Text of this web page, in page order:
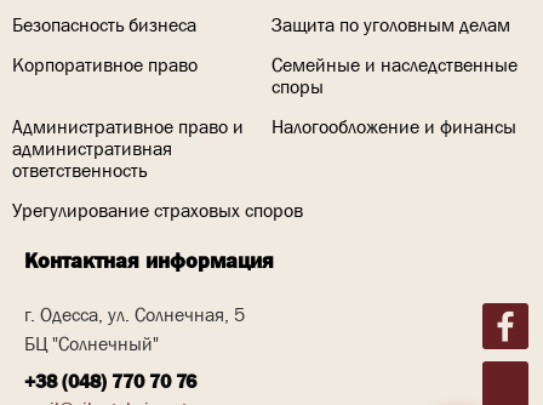
Контактная информация
г. Одесса, ул. Солнечная, 5
БЦ "Солнечный"
+38 (048) 770 70 76
Безопасность бизнеса
Защита по уголовным делам
Корпоративное право
Семейные и наследственные
споры
Административное право и
административная
ответственность
Налогообложение и финансы
Урегулирование страховых споров